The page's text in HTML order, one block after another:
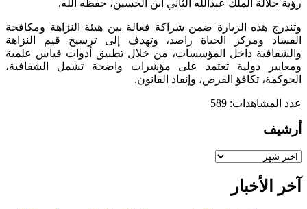
رؤية جلالة الملك عبدالله الثاني ابن الحسين، حفظه الله.
وتندرج هذه الزيارة ضمن شراكة فعالة بين هيئة النزاهة ومكافحة
الفساد ومركز الحياة راصد، وتهدف إلى ترسيخ قيم النزاهة
والشفافية داخل المؤسسات، من خلال تطبيق أدوات قياس علمية
ومعايير دولية تعتمد على مؤشرات واضحة تشمل الشفافية،
الحوكمة، تكافؤ الفرص، وإنفاذ القانون.
عدد المشاهدات: 589
أرشيف
أرشيف
آخر الأخبار